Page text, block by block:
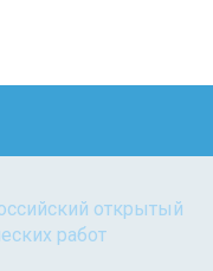
открытый
работ